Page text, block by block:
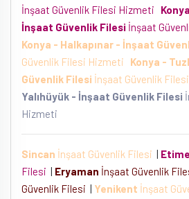
İnşaat Güvenlik Filesi Hizmeti
İnşaat Güvenlik Filesi İnşaat
Konya - Halkapınar - İnşaat
Güvenlik Filesi Hizmeti
Konya -
Güvenlik Filesi İnşaat Güvenlik
Yalıhüyük - İnşaat Güvenlik Filesi
Hizmeti
Sincan İnşaat Güvenlik Filesi |
Filesi | Eryaman İnşaat Güvenlik
Güvenlik Filesi | Yenikent İnşaat